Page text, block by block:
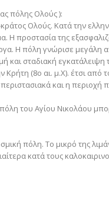
πόλης Ολούς ):
Ολούς. Κατά την
Η προστασία της
Η πόλη γνώρισε μεγάλη
και σταδιακή
(8ο αι. μ.Χ). έτσι από
και η περιοχή
του Αγίου Νικολάου
πόλη. Το μικρό της
κατά τους